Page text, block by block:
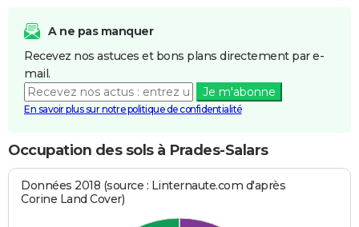
A ne pas manquer
Recevez nos astuces et bons plans directement par e-
mail.
Je m'abonne
En savoir plus sur notre politique de confidentialité
Occupation des sols à Prades-Salars
Données 2018 (source : Linternaute.com d'après
Corine Land Cover)